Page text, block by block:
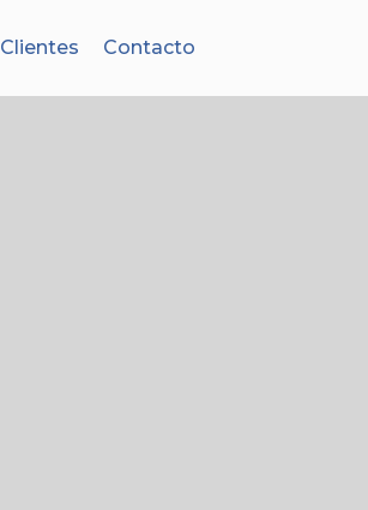
Clientes Contacto